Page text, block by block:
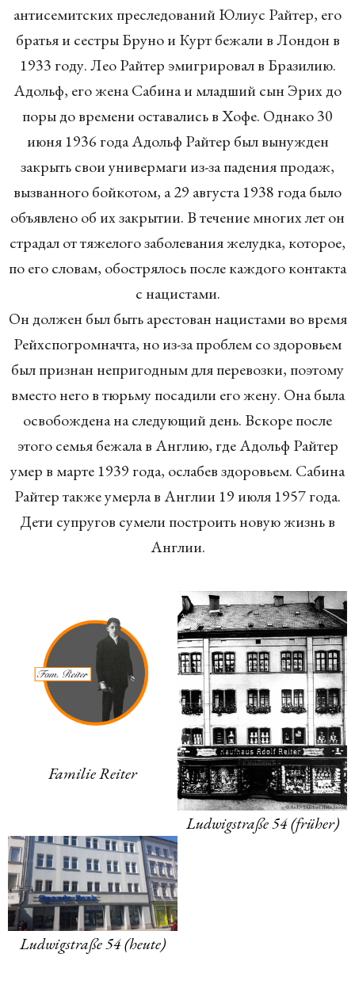
антисемитских преследований Юлиус Райтер, его
братья и сестры Бруно и Курт бежали в Лондон в
1933 году. Лео Райтер эмигрировал в Бразилию.
Адольф, его жена Сабина и младший сын Эрих до
поры до времени оставались в Хофе. Однако 30
июня 1936 года Адольф Райтер был вынужден
закрыть свои универмаги из-за падения продаж,
вызванного бойкотом, а 29 августа 1938 года было
объявлено об их закрытии. В течение многих лет он
страдал от тяжелого заболевания желудка, которое,
по его словам, обострялось после каждого контакта
с нацистами.
Он должен был быть арестован нацистами во время
Рейхспогромначта, но из-за проблем со здоровьем
был признан непригодным для перевозки, поэтому
вместо него в тюрьму посадили его жену. Она была
освобождена на следующий день. Вскоре после
этого семья бежала в Англию, где Адольф Райтер
умер в марте 1939 года, ослабев здоровьем. Сабина
Райтер также умерла в Англии 19 июля 1957 года.
Дети супругов сумели построить новую жизнь в
Англии.
Familie Reiter
Ludwigstraße 54 (früher)
Ludwigstraße 54 (heute)